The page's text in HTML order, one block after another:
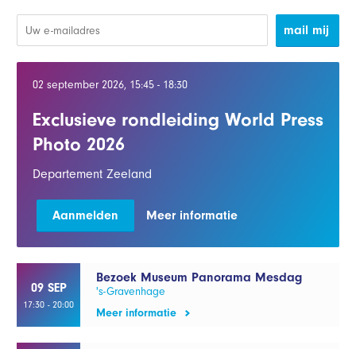
mail mij
02 september 2026, 15:45 - 18:30
Exclusieve rondleiding World Press
Photo 2026
Departement Zeeland
Aanmelden Meer informatie
09 SEP
17:30 - 20:00
Bezoek Museum Panorama Mesdag
's-Gravenhage
Meer informatie